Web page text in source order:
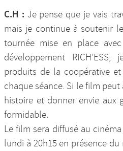
C.H : Je pense que je vais
mais je continue à soutenir
tournée mise en place
développement
produits de la coopérative
chaque séance. Si le film
histoire et donner envie aux
formidable.
Le film sera diffusé au
lundi à 20h15 en présence